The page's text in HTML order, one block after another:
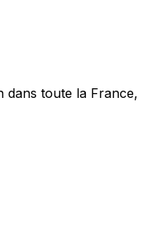
dans toute la France,